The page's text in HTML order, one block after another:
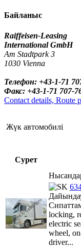
Байланыс
Raiffeisen-Leasing
International GmbH
Am Stadtpark 3
1030 Vienna
Телефон: +43-1-71
Факс: +43-1-71 707-
Contact details, Route
Жүк автомобилі
Сурет
locking,
electric
wheel,
driver...